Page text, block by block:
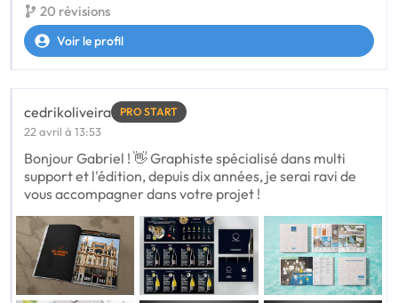
20 révisions
Voir le profil
cedrikoliveira PRO START
22 avril à 13:53
Bonjour Gabriel ! 👋 Graphiste spécialisé dans multi
support et l'édition, depuis dix années, je serai ravi de
vous accompagner dans votre projet !